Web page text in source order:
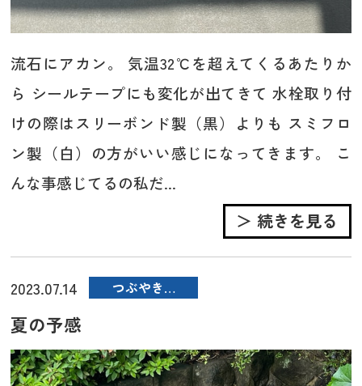
流石にアカン。 気温32℃を超えてくるあたりか
ら シールテープにも変化が出てきて 水栓取り付
けの際はスリーボンド製（黒）よりも スミフロ
ン製（白）の方がいい感じになってきます。 こ
んな事感じてるの私だ...
＞ 続きを見る
2023.07.14 つぶやき…
夏の予感